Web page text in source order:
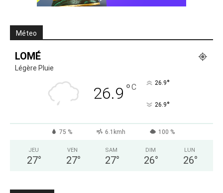
Méteo
LOMÉ
Légère Pluie
26.9 °C 26.9°
26.9°
75 % 6.1kmh 100 %
JEU
27°
VEN
27°
SAM
27°
DIM
26°
LUN
26°